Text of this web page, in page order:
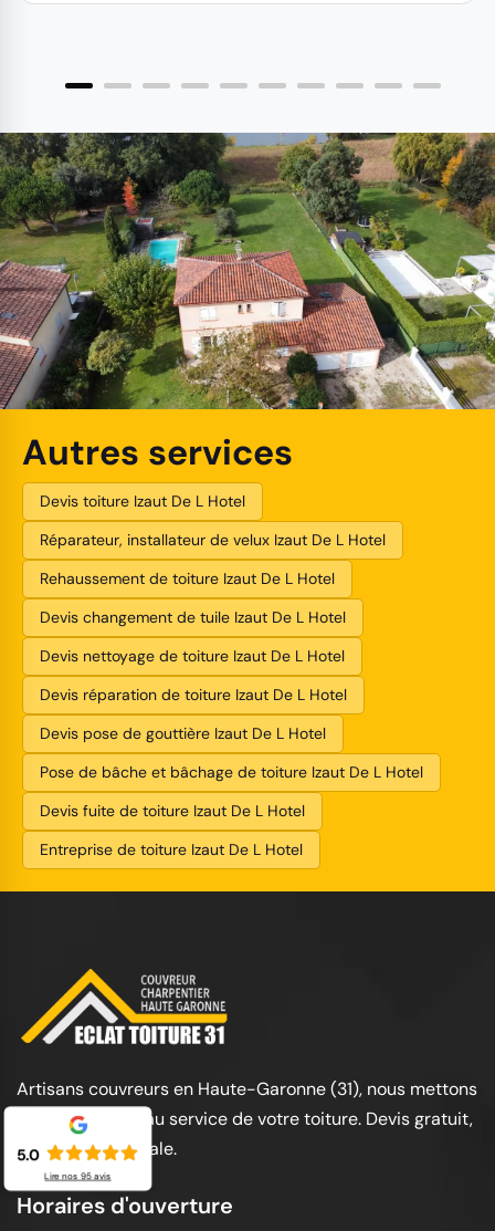
Autres services
Devis toiture Izaut De L Hotel
Réparateur, installateur de velux Izaut De L Hotel
Rehaussement de toiture Izaut De L Hotel
Devis changement de tuile Izaut De L Hotel
Devis nettoyage de toiture Izaut De L Hotel
Devis réparation de toiture Izaut De L Hotel
Devis pose de gouttière Izaut De L Hotel
Pose de bâche et bâchage de toiture Izaut De L Hotel
Devis fuite de toiture Izaut De L Hotel
Entreprise de toiture Izaut De L Hotel
Artisans couvreurs en Haute-Garonne (31), nous mettons
notre expertise au service de votre toiture. Devis gratuit,
garantie décennale.
Horaires d'ouverture
5.0
Lire nos 95avis